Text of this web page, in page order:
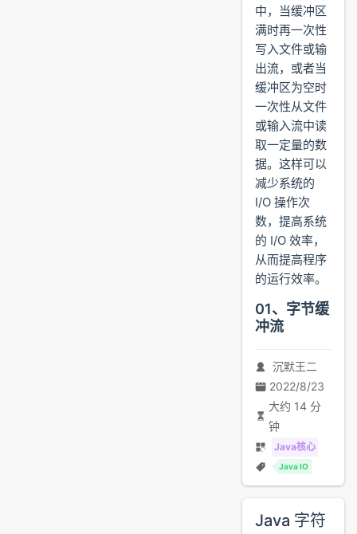
中，当缓冲区
满时再一次性
写入文件或输
出流，或者当
缓冲区为空时
一次性从文件
或输入流中读
取一定量的数
据。这样可以
减少系统的
I/O 操作次
数，提高系统
的 I/O 效率，
从而提高程序
的运行效率。
01、字节缓
冲流
沉默王二
2022/8/23
大约 14 分
钟
Java核心
Java IO
Java 字符